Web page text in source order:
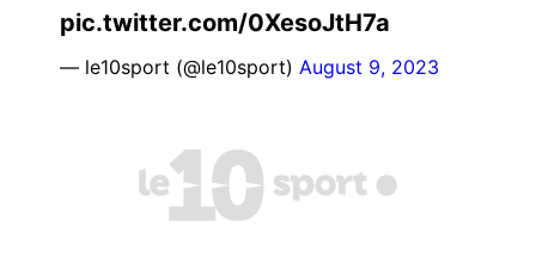
pic.twitter.com/0XesoJtH7a
— le10sport (@le10sport) August 9, 2023